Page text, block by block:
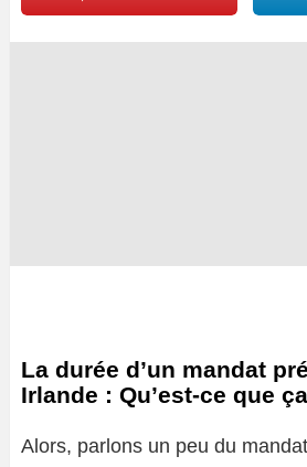
La durée d’un mandat
Irlande : Qu’est-ce que
Alors, parlons un peu du